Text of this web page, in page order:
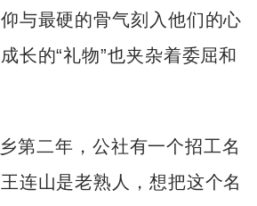
与最硬的骨气刻入他们的心
长的“礼物”也夹杂着委屈和
第二年，公社有一个招工名
连山是老熟人，想把这个名